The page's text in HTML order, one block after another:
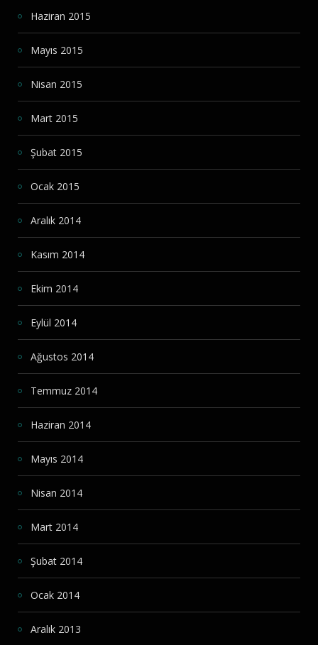
Haziran 2015
Mayıs 2015
Nisan 2015
Mart 2015
Şubat 2015
Ocak 2015
Aralık 2014
Kasım 2014
Ekim 2014
Eylül 2014
Ağustos 2014
Temmuz 2014
Haziran 2014
Mayıs 2014
Nisan 2014
Mart 2014
Şubat 2014
Ocak 2014
Aralık 2013